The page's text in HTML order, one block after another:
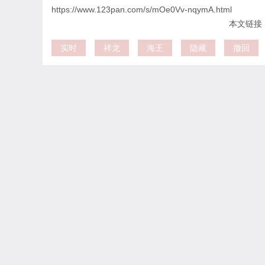
https://www.123pan.com/s/mOe0Vv-nqymA.html
本文链接
实时 祥龙 海王 隐藏 撤回